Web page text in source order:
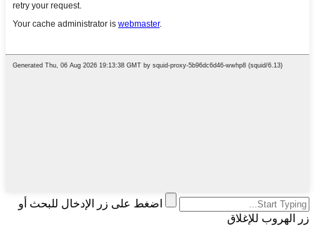
اضغط على زر الإدخال للبحث أو
زر الهروب للإغلاق